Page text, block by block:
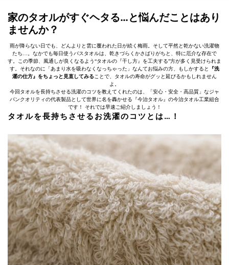
家のタオルがすぐヘタる…と悩んだことはあり
ませんか？
雨が降らない日でも、どんよりと雲に覆われた日が続く梅雨。そして平然と乾かない洗濯物
たち…。なかでも毎日使うバスタオルは、乾きづらくかさばりがちと、特に厄介な存在で
す。この季節、風通しが良くなるよう“タオルの『干し方』を工夫する”方が多く見受けられま
す。それなのに「あまり水を吸わなくなっちゃった」なんてお悩みの方、もしかすると
『洗
濯の仕方』をちょっと見直してみる ことで、タオルの寿命がグッと延びるかもしれません
よ。
今回タオルを長持ちさせる洗濯のコツを教えてくれたのは、「安心・安全・高品質」なジャ
パンクオリティの代表製品として世界に名を轟かせる『今治タオル』の今治タオル工業組合
です！ それでは早速ご紹介しましょう！
タオルを長持ちさせるお洗濯のコツとは…！